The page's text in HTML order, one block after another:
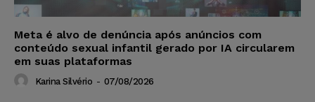
Meta é alvo de denúncia após anúncios com
conteúdo sexual infantil gerado por IA circularem
em suas plataformas
Karina Silvério - 07/08/2026